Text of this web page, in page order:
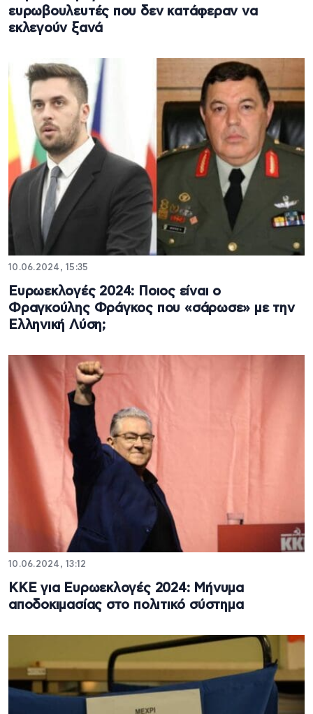
ευρωβουλευτές που δεν κατάφεραν να
εκλεγούν ξανά
10.06.2024, 15:35
Ευρωεκλογές 2024: Ποιος είναι ο
Φραγκούλης Φράγκος που «σάρωσε» με την
Ελληνική Λύση;
10.06.2024, 13:12
ΚΚΕ για Ευρωεκλογές 2024: Mήνυμα
αποδοκιμασίας στο πολιτικό σύστημα